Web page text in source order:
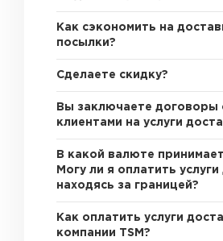
Как сэкономить на
посылки?
Сделаете скидку?
Вы заключаете договоры
клиентами на услуги
В какой валюте
Могу ли я оплатить услуги
находясь за границей?
Как оплатить услуги
компании TSM?